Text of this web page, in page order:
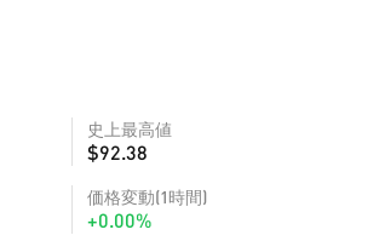
史上最高値
$92.38
価格変動(1時間)
+0.00%